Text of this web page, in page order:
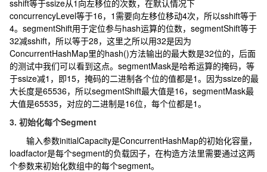
sshift等于ssize从1向左移位的次数，在默认情况下
concurrencyLevel等于16，1需要向左移位移动4次，所以sshift等于
4。segmentShift用于定位参与hash运算的位数，segmentShift等于
32减sshift，所以等于28，这里之所以用32是因为
ConcurrentHashMap里的hash()方法输出的最大数是32位的，后面
的测试中我们可以看到这点。segmentMask是哈希运算的掩码，等
于ssize减1，即15，掩码的二进制各个位的值都是1。因为ssize的最
大长度是65536，所以segmentShift最大值是16，segmentMask最
大值是65535，对应的二进制是16位，每个位都是1。
3. 初始化每个Segment
输入参数initialCapacity是ConcurrentHashMap的初始化容量，
loadfactor是每个segment的负载因子，在构造方法里需要通过这两
个参数来初始化数组中的每个segment。